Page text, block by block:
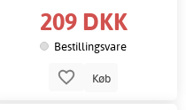
209 DKK
Bestillingsvare
Køb